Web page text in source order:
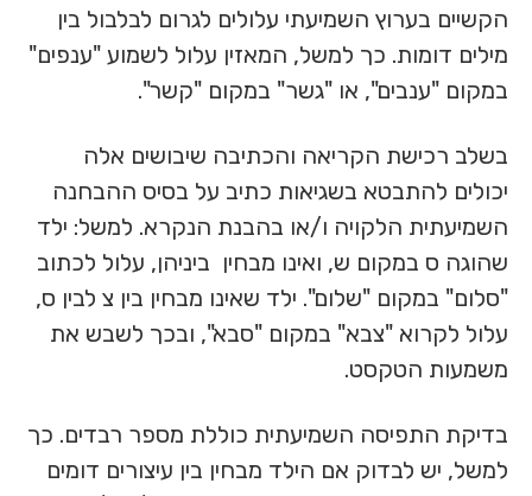
הקשיים בערוץ השמיעתי עלולים לגרום לבלבול בין
מילים דומות. כך למשל, המאזין עלול לשמוע "ענפים"
במקום "ענבים", או "גשר" במקום "קשר".
בשלב רכישת הקריאה והכתיבה שיבושים אלה
יכולים להתבטא בשגיאות כתיב על בסיס ההבחנה
השמיעתית הלקויה ו/או בהבנת הנקרא. למשל: ילד
שהוגה ס במקום ש, ואינו מבחין ביניהן, עלול לכתוב
"סלום" במקום "שלום". ילד שאינו מבחין בין צ לבין ס,
עלול לקרוא "צבא" במקום "סבא", ובכך לשבש את
משמעות הטקסט.
בדיקת התפיסה השמיעתית כוללת מספר רבדים. כך
למשל, יש לבדוק אם הילד מבחין בין עיצורים דומים